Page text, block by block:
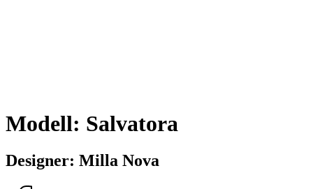
Modell: Salvatora
Designer: Milla Nova